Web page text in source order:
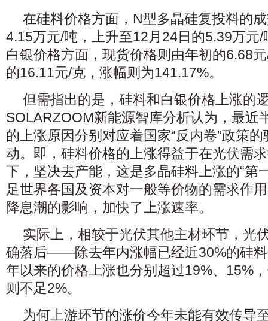
在硅料价格方面，N型多晶硅复投料的
4.15万元/吨，上升至12月24日的5.39万元
白银价格方面，现货价格则由年初的6.68
的16.11元/克，涨幅则为141.17%。
但需指出的是，硅料和白银价格上涨的
SOLARZOOM新能源智库分析认为，最近
的上涨原因分别对应着国家“反内卷”政策
动。即，硅料价格的上涨得益于在光伏需
下，坚决去产能，这是多晶硅料上涨的“第
足世界各国及资本对一般等价物的需求作
降息潮的影响，加快了上涨速率。
实际上，相较于光伏其他主材环节，光
确落后——除去年内涨幅已经近30%的硅
年以来的价格上涨也分别超过19%、15%
则不足2%。
为何上游环节的涨价今年未能有效传导